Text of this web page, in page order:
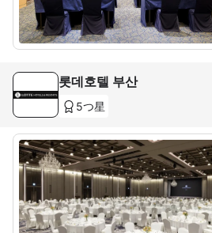
롯데호텔 부산
5つ星